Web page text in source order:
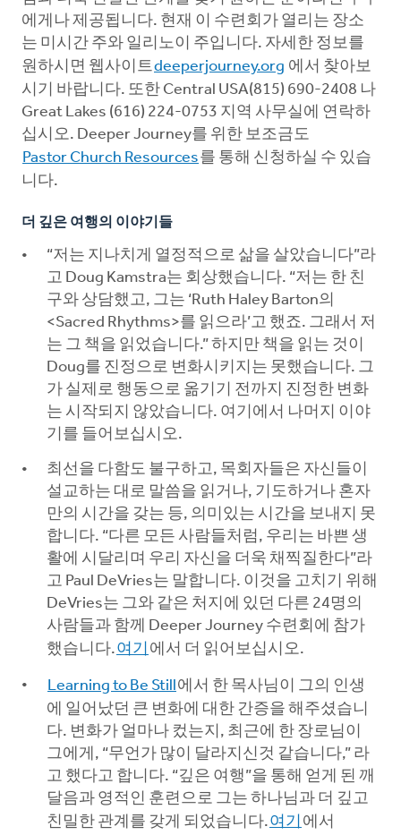
에게나 제공됩니다. 현재 이 수련회가 열리는 장소
는 미시간 주와 일리노이 주입니다. 자세한 정보를
원하시면 웹사이트deeperjourney.org 에서 찾아보
시기 바랍니다. 또한 Central USA(815) 690-2408 나
Great Lakes (616) 224-0753 지역 사무실에 연락하
십시오. Deeper Journey를 위한 보조금도
Pastor Church Resources를 통해 신청하실 수 있습
니다.
더 깊은 여행의 이야기들
“저는 지나치게 열정적으로 삶을 살았습니다”라
고 Doug Kamstra는 회상했습니다. “저는 한 친
구와 상담했고, 그는 ‘Ruth Haley Barton의
<Sacred Rhythms>를 읽으라’고 했죠. 그래서 저
는 그 책을 읽었습니다.” 하지만 책을 읽는 것이
Doug를 진정으로 변화시키지는 못했습니다. 그
가 실제로 행동으로 옮기기 전까지 진정한 변화
는 시작되지 않았습니다. 여기에서 나머지 이야
기를 들어보십시오.
최선을 다함도 불구하고, 목회자들은 자신들이
설교하는 대로 말씀을 읽거나, 기도하거나 혼자
만의 시간을 갖는 등, 의미있는 시간을 보내지 못
합니다. “다른 모든 사람들처럼, 우리는 바쁜 생
활에 시달리며 우리 자신을 더욱 채찍질한다”라
고 Paul DeVries는 말합니다. 이것을 고치기 위해
DeVries는 그와 같은 처지에 있던 다른 24명의
사람들과 함께 Deeper Journey 수련회에 참가
했습니다.여기 에서 더 읽어보십시오.
Learning to Be Still 에서 한 목사님이 그의 인생
에 일어났던 큰 변화에 대한 간증을 해주셨습니
다. 변화가 얼마나 컸는지, 최근에 한 장로님이
그에게, “무언가 많이 달라지신것 같습니다,” 라
고 했다고 합니다. “깊은 여행”을 통해 얻게 된 깨
달음과 영적인 훈련으로 그는 하나님과 더 깊고
친밀한 관계를 갖게 되었습니다.여기 에서